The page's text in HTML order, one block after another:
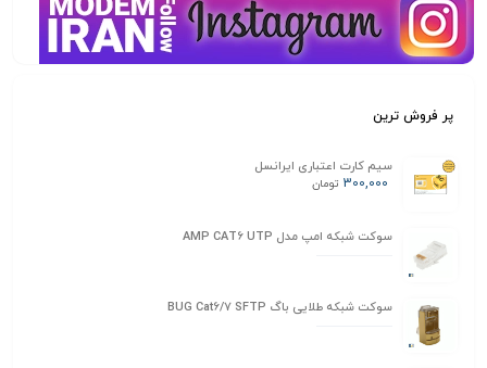
پر فروش ترین
سیم کارت اعتباری ایرانسل
300,000 تومان
سوکت شبکه امپ مدل AMP CAT6 UTP
سوکت شبکه طلایی باگ BUG Cat6/7 SFTP